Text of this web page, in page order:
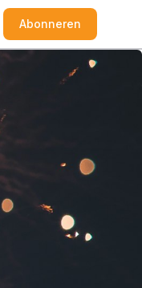
Abonneren